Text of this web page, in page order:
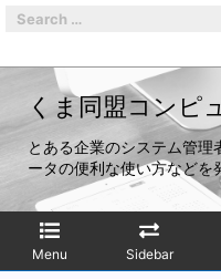
くま同盟コンピ
とある企業のシステム管
ータの便利な使い方などを
Menu Sidebar